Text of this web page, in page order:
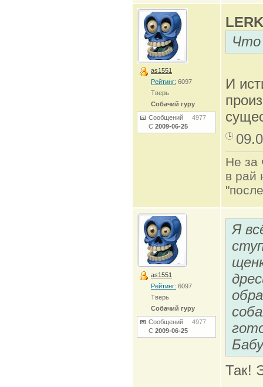
as1551
Рейтинг: 6097
Тверь
Собачий гуру
Сообщений 4977
С 2009-06-25
Что
И
Не за
в рай
as1551
Рейтинг: 6097
Тверь
Собачий гуру
Сообщений 4977
С 2009-06-25
Я
Так!